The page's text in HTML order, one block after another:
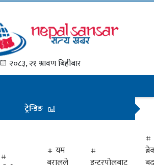
२०८३, २१ श्रावण बिहीबार
ट्रेन्डिङ
यम